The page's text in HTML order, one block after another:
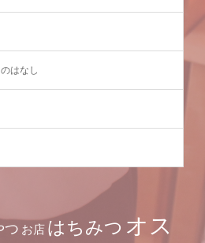
はなし
つ お店 はちみつ オス